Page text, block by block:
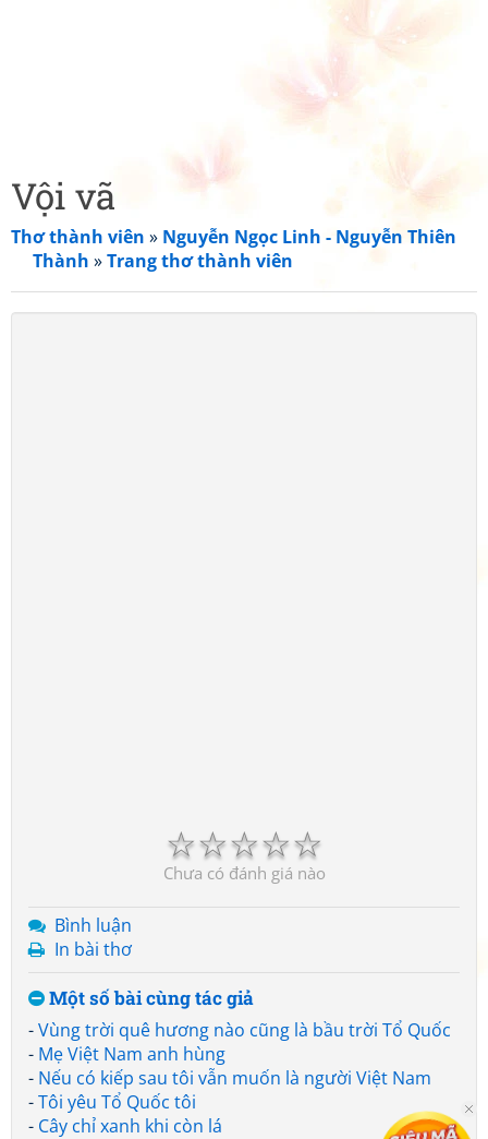
Vội vã
Thơ thành viên » Nguyễn Ngọc Linh - Nguyễn Thiên
Thành »Trang thơ thành viên
☆
☆
☆
☆
☆
Chưa có đánh giá nào
Bình luận
In bài thơ
Một số bài cùng tác giả
-Vùng trời quê hương nào cũng là bầu trời Tổ Quốc
- Mẹ Việt Nam anh hùng
- Nếu có kiếp sau tôi vẫn muốn là người Việt Nam
-Tôi yêu Tổ Quốc tôi
- Cây chỉ xanh khi còn lá